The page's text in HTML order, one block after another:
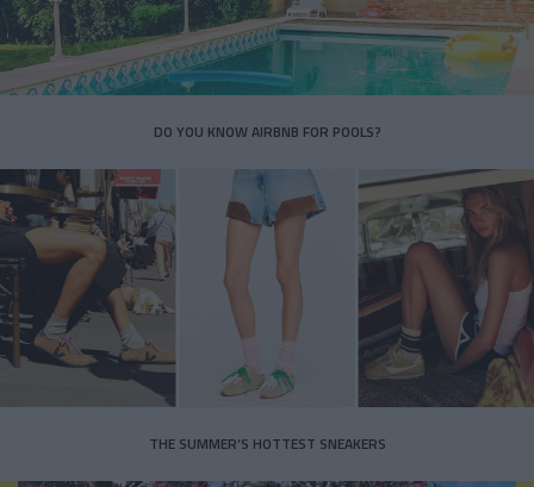
DO YOU KNOW AIRBNB FOR POOLS?
THE SUMMER’S HOTTEST SNEAKERS